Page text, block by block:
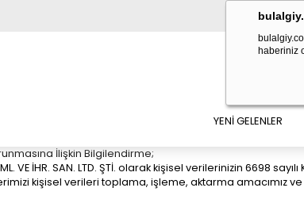
haberiniz
YENİ GELENLER
İlişkin Bilgilendirme;
İML. VE İHR. SAN. LTD. ŞTİ. olarak kişisel verilerinizin
kişisel verileri toplama, işleme, aktarma amacımız